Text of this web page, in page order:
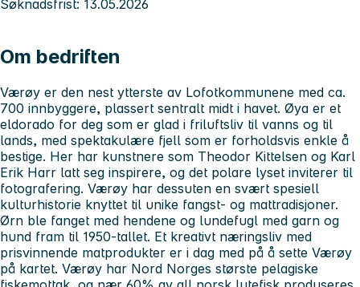
Søknadsfrist: 13.05.2026
Om bedriften
Værøy er den nest ytterste av Lofotkommunene med ca.
700 innbyggere, plassert sentralt midt i havet. Øya er et
eldorado for deg som er glad i friluftsliv til vanns og til
lands, med spektakulære fjell som er forholdsvis enkle å
bestige. Her har kunstnere som Theodor Kittelsen og Karl
Erik Harr latt seg inspirere, og det polare lyset inviterer til
fotografering. Værøy har dessuten en svært spesiell
kulturhistorie knyttet til unike fangst- og mattradisjoner.
Ørn ble fanget med hendene og lundefugl med garn og
hund fram til 1950-tallet. Et kreativt næringsliv med
prisvinnende matprodukter er i dag med på å sette Værøy
på kartet. Værøy har Nord Norges største pelagiske